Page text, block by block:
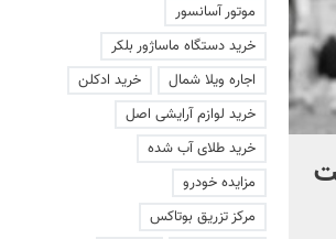
ماجرای ارز لکسوس های
وارداتی به جای دارو + ویدئو
موتور آسانسور
خرید دستگاه ماساژور بلکر
اجاره ویلا شمال
خرید ادکلن
خرید لوازم آرایشی اصل
خرید طلای آب شده
مزایده خودرو
مرکز تزریق بوتاکس